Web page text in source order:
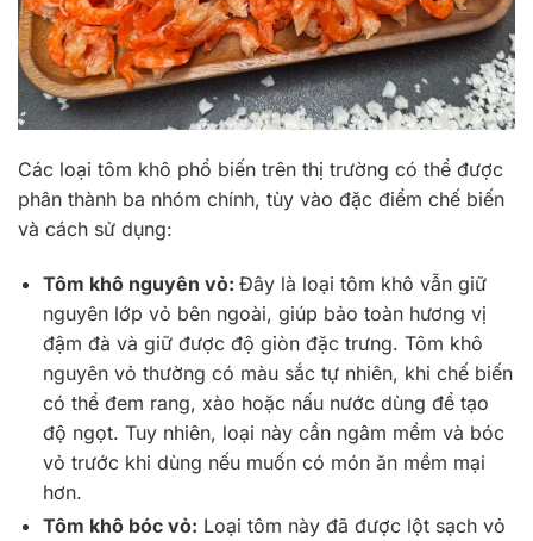
Các loại tôm khô phổ biến trên thị trường có thể được
phân thành ba nhóm chính, tùy vào đặc điểm chế biến
và cách sử dụng:
Tôm khô nguyên vỏ: Đây là loại tôm khô vẫn giữ
nguyên lớp vỏ bên ngoài, giúp bảo toàn hương vị
đậm đà và giữ được độ giòn đặc trưng. Tôm khô
nguyên vỏ thường có màu sắc tự nhiên, khi chế biến
có thể đem rang, xào hoặc nấu nước dùng để tạo
độ ngọt. Tuy nhiên, loại này cần ngâm mềm và bóc
vỏ trước khi dùng nếu muốn có món ăn mềm mại
hơn.
Tôm khô bóc vỏ: Loại tôm này đã được lột sạch vỏ